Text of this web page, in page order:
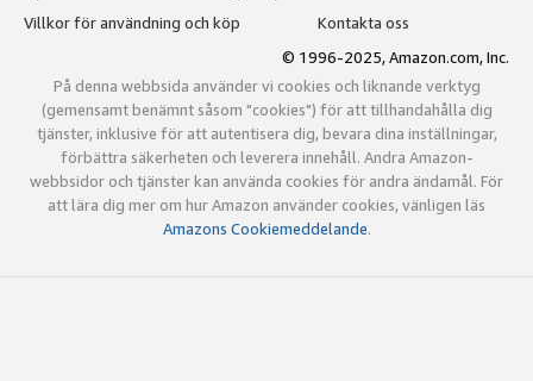
Villkor för användning och köp
Kontakta oss
© 1996-2025, Amazon.com, Inc.
På denna webbsida använder vi cookies och liknande verktyg
(gemensamt benämnt såsom "cookies") för att tillhandahålla dig
tjänster, inklusive för att autentisera dig, bevara dina inställningar,
förbättra säkerheten och leverera innehåll. Andra Amazon-
webbsidor och tjänster kan använda cookies för andra ändamål. För
att lära dig mer om hur Amazon använder cookies, vänligen läs
Amazons Cookiemeddelande.